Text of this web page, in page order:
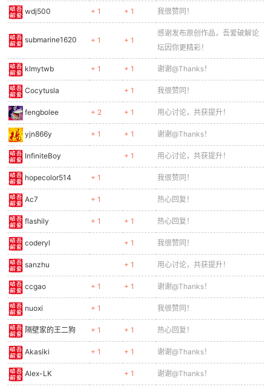
wdj500 + 1 + 1 我很赞同！
submarine1620 + 1 + 1
感谢发布原创作品，吾爱破解论
坛因你更精彩！
klmytwb + 1 + 1 谢谢@Thanks！
Cocytusla + 1 我很赞同！
fengbolee + 2 + 1 用心讨论，共获提升！
yjn866y + 1 + 1 谢谢@Thanks！
InfiniteBoy + 1 用心讨论，共获提升！
hopecolor514 + 1 我很赞同！
Ac7 + 1 热心回复！
flashily + 1 + 1 热心回复！
coderyl + 1 我很赞同！
sanzhu + 1 用心讨论，共获提升！
ccgao + 1 + 1 谢谢@Thanks！
nuoxi + 1 我很赞同！
隔壁家的王二狗 + 1 + 1 热心回复！
Akasiki + 1 + 1 谢谢@Thanks！
Alex-LK + 1 谢谢@Thanks！